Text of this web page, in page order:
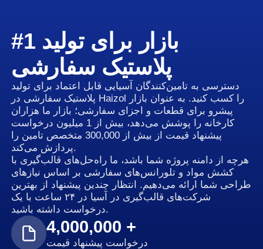
#1 بازار برای تولید
پلاستیک سفارشی
دسترسی به تامین‌کنندگان آسیایی قابل اعتماد برای تولید
پلاستیک سفارشی در Haizol را کسب کنید. به عنوان بازار
پیشرو برای قطعات و اجزای سفارشی؛ بازار ما هزاران
کارخانه را پوشش می‌دهد، بیش از 1 میلیون درخواست
پیشنهاد قیمت از بیش از 300,000 متخصص تامین را
پردازش می‌کند.
هرچه از دامنه پروژه شما باشد، ما راه‌حل‌های قالب‌گیری با
کشش مواد و تلورانس‌های سفارشی بر اساس نیازهای
طراحی شما ارائه می‌دهیم. انتظار چندین پیشنهاد از بهترین
شرکت‌های قالب‌گیری در آسیا در ۲۴ ساعت با یک
درخواست داشته باشید.
4,000,000 +
درخواست پیشنهاد قیمت